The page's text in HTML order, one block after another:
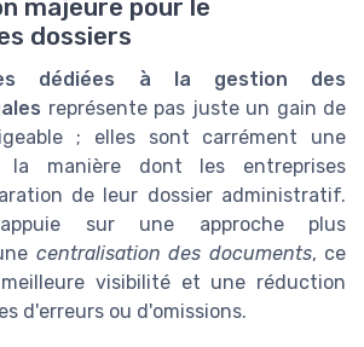
majeure pour le
dossiers
dédiées à la gestion des
représente pas juste un gain de
; elles sont carrément une
la manière dont les entreprises
de leur dossier administratif.
sur une approche plus
centralisation des documents, ce
visibilité et une réduction
d'erreurs ou d'omissions.